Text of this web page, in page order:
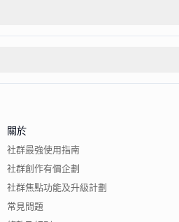
關於
社群最強使用指南
社群創作有價企劃
社群焦點功能及升級計劃
常見問題